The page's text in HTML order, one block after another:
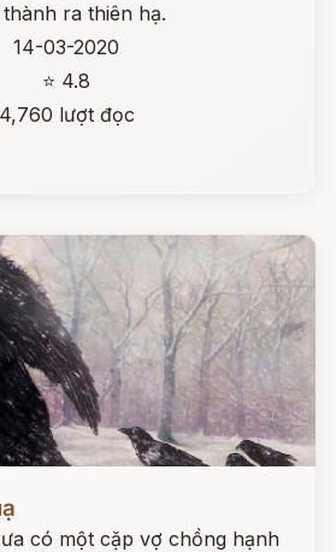
ra thiên hạ.
14-03-2020
⭐ 4.8
4,760 lượt đọc
có một cặp vợ chồng hạnh